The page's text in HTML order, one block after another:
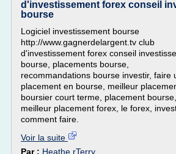
d'investissement forex conseil
bourse
Logiciel investissement bourse
http://www.gagnerdelargent.tv club
d'investissement forex conseil
bourse, placements bourse,
recommandations bourse investir, faire
placement en bourse, meilleur
boursier court terme, placement bourse,
meilleur placement forex, le forex,
comment faire.
Voir la suite
Par : Heathe rTerry